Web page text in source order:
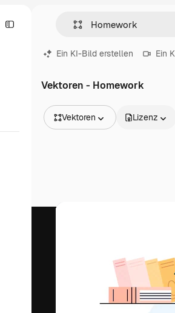
Ein KI-Bild erstellen Ein
Vektoren - Homework
Vektoren
Videos
Lizenz
Die kreative
Arbeit zu
Abonnenten unter